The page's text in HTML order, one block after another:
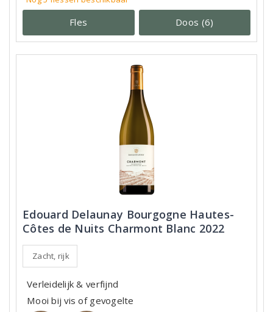
Fles Doos (6)
Edouard Delaunay Bourgogne Hautes-
Côtes de Nuits Charmont Blanc 2022
Zacht, rijk
Verleidelijk & verfijnd
Mooi bij vis of gevogelte